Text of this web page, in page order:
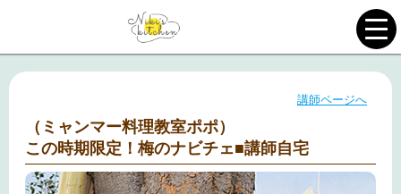
講師ページへ
（ミャンマー料理教室ポポ）
この時期限定！梅のナビチェ■講師自宅